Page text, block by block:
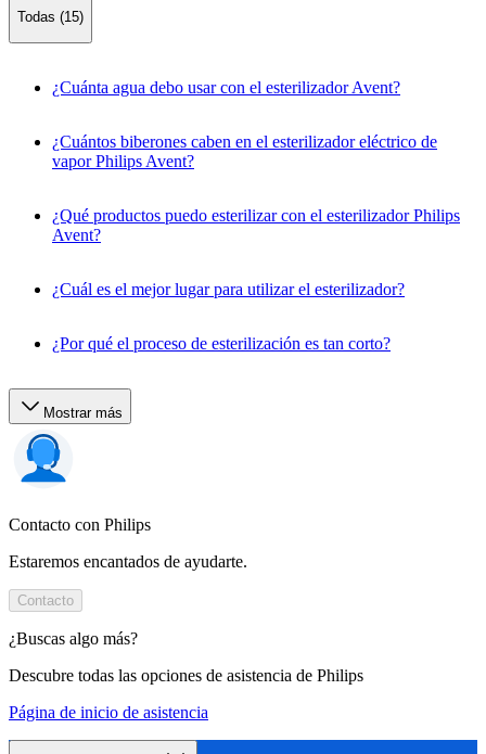
Todas (15)
¿Cuánta agua debo usar con el esterilizador Avent?
¿Cuántos biberones caben en el esterilizador eléctrico de
vapor Philips Avent?
¿Qué productos puedo esterilizar con el esterilizador Philips
Avent?
¿Cuál es el mejor lugar para utilizar el esterilizador?
¿Por qué el proceso de esterilización es tan corto?
Mostrar más
Contacto con Philips
Estaremos encantados de ayudarte.
Contacto
¿Buscas algo más?
Descubre todas las opciones de asistencia de Philips
Página de inicio de asistencia